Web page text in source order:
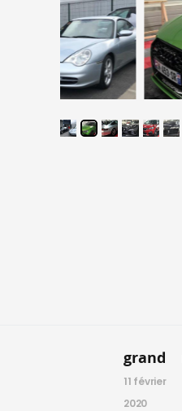
grand
11 février
2020